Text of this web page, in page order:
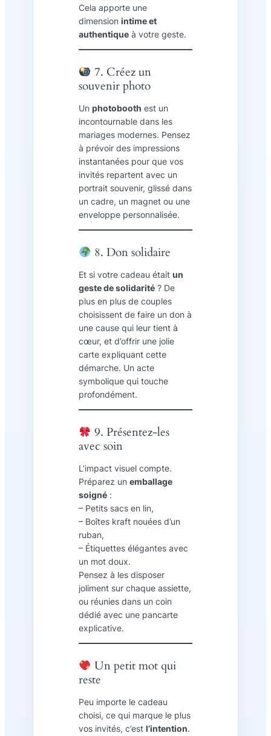
Cela apporte une
dimension intime et
authentiqueà votre geste.
7. Créez un
souvenir photo
Un photobooth est un
incontournable dans les
mariages modernes. Pensez
à prévoir des impressions
instantanées pour que vos
invités repartent avec un
portrait souvenir, glissé dans
un cadre, un magnet ou une
enveloppe personnalisée.
8. Don solidaire
Et si votre cadeau était un
geste de solidarité? De
plus en plus de couples
choisissent de faire un don à
une cause qui leur tient à
cœur, et d’offrir une jolie
carte expliquant cette
démarche. Un acte
symbolique qui touche
profondément.
9. Présentez-les
avec soin
L’impact visuel compte.
Préparez un emballage
soigné:
– Petits sacs en lin,
– Boîtes kraft nouées d’un
ruban,
– Étiquettes élégantes avec
un mot doux.
Pensez à les disposer
joliment sur chaque assiette,
ou réunies dans un coin
dédié avec une pancarte
explicative.
Un petit mot qui
reste
Peu importe le cadeau
choisi, ce qui marque le plus
vos invités, c’est l’intention.